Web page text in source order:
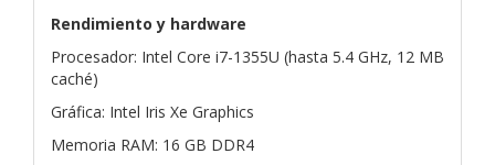
Rendimiento y hardware
Procesador: Intel Core i7-1355U (hasta 5.4 GHz, 12 MB
caché)
Gráfica: Intel Iris Xe Graphics
Memoria RAM: 16 GB DDR4